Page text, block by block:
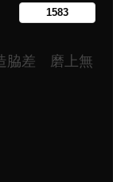
脇差 磨上無